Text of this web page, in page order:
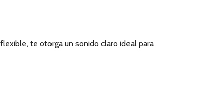
te otorga un sonido claro ideal para